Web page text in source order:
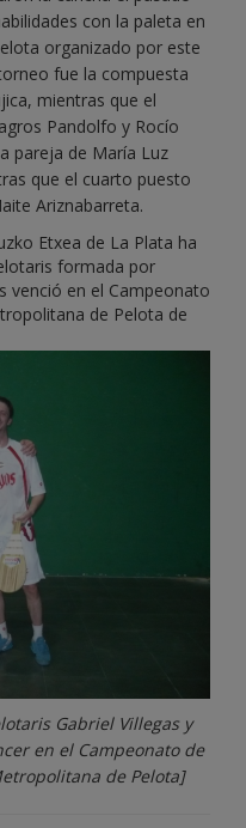
con la paleta en
organizado por este
fue la compuesta
mientras que el
Pandolfo y Rocío
pareja de María Luz
que el cuarto puesto
Ariznabarreta.
Etxea de La Plata ha
formada por
venció en el Campeonato
de Pelota de
Gabriel Villegas y
en el Campeonato de
de Pelota]